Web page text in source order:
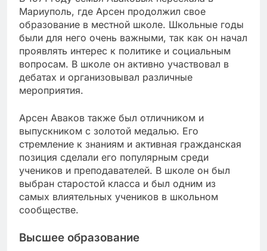
Мариуполь, где Арсен продолжил свое
образование в местной школе. Школьные годы
были для него очень важными, так как он начал
проявлять интерес к политике и социальным
вопросам. В школе он активно участвовал в
дебатах и организовывал различные
мероприятия.
Арсен Аваков также был отличником и
выпускником с золотой медалью. Его
стремление к знаниям и активная гражданская
позиция сделали его популярным среди
учеников и преподавателей. В школе он был
выбран старостой класса и был одним из
самых влиятельных учеников в школьном
сообществе.
Высшее образование